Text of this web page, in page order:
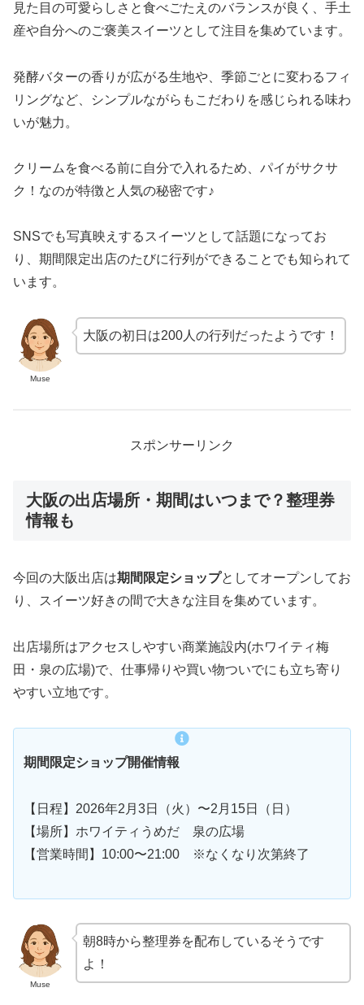
見た目の可愛らしさと食べごたえのバランスが良く、手土
産や自分へのご褒美スイーツとして注目を集めています。
発酵バターの香りが広がる生地や、季節ごとに変わるフィ
リングなど、シンプルながらもこだわりを感じられる味わ
いが魅力。
クリームを食べる前に自分で入れるため、パイがサクサ
ク！なのが特徴と人気の秘密です♪
SNSでも写真映えするスイーツとして話題になってお
り、期間限定出店のたびに行列ができることでも知られて
います。
Muse
大阪の初日は200人の行列だったようです！
スポンサーリンク
大阪の出店場所・期間はいつまで？整理券
情報も
今回の大阪出店は期間限定ショップとしてオープンしてお
り、スイーツ好きの間で大きな注目を集めています。
出店場所はアクセスしやすい商業施設内(ホワイティ梅
田・泉の広場)で、仕事帰りや買い物ついでにも立ち寄り
やすい立地です。
期間限定ショップ開催情報
【日程】2026年2月3日（火）〜2月15日（日）
【場所】ホワイティうめだ 泉の広場
【営業時間】10:00〜21:00 ※なくなり次第終了
Muse
朝8時から整理券を配布しているそうです
よ！